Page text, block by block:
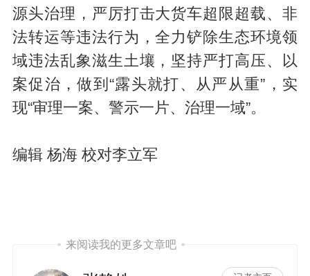
源头治理，严厉打击大货车超限超载、非
法转运等违法行为，全力铲除生态环境领
域违法乱象滋生土壤，坚持严打高压、以
案促治，做到“露头就打、从严从重”，实
现“审理一案、警示一片、治理一域”。
编辑 杨海 校对李立军
来阅读我的更多文章吧